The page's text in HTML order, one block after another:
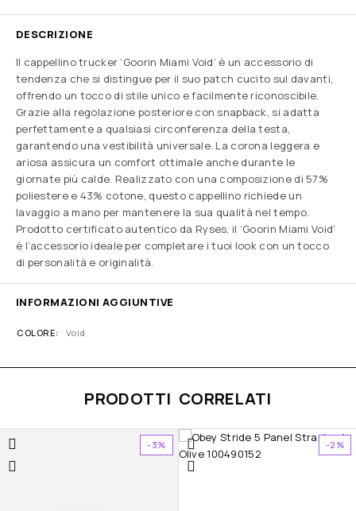
DESCRIZIONE
Il cappellino trucker ‘Goorin Miami Void’ è un accessorio di
tendenza che si distingue per il suo patch cucito sul davanti,
offrendo un tocco di stile unico e facilmente riconoscibile.
Grazie alla regolazione posteriore con snapback, si adatta
perfettamente a qualsiasi circonferenza della testa,
garantendo una vestibilità universale. La corona leggera e
ariosa assicura un comfort ottimale anche durante le
giornate più calde. Realizzato con una composizione di 57%
poliestere e 43% cotone, questo cappellino richiede un
lavaggio a mano per mantenere la sua qualità nel tempo.
Prodotto certificato autentico da Ryses, il ‘Goorin Miami Void’
è l’accessorio ideale per completare i tuoi look con un tocco
di personalità e originalità.
INFORMAZIONI AGGIUNTIVE
COLORE Void
PRODOTTI CORRELATI
-3% -2%